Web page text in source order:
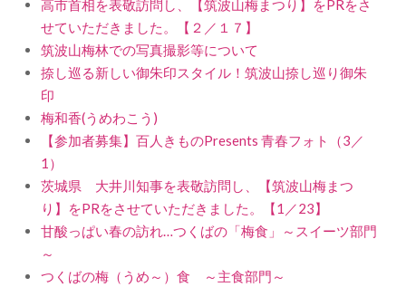
高市首相を表敬訪問し、【筑波山梅まつり】をPRをさ
せていただきました。【２／１７】
筑波山梅林での写真撮影等について
捺し巡る新しい御朱印スタイル！筑波山捺し巡り御朱
印
梅和香(うめわこう)
【参加者募集】百人きものPresents 青春フォト（3／
1）
茨城県 大井川知事を表敬訪問し、【筑波山梅まつ
り】をPRをさせていただきました。【1／23】
甘酸っぱい春の訪れ…つくばの「梅食」～スイーツ部門
～
つくばの梅（うめ～）食 ～主食部門～